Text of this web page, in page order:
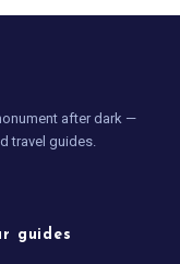
after dark —
travel guides.
guides